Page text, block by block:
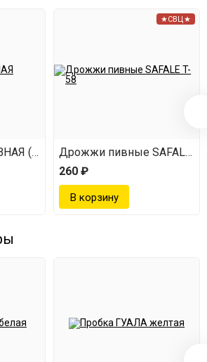
(коричневая)
★СВЦ★
Дрожжи пивные SAFALE T-
260 ₽